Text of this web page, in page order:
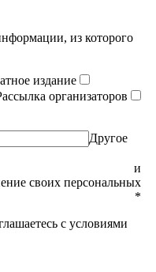
из которого
издание
организаторов
Другое
и
своих персональных
*
с условиями